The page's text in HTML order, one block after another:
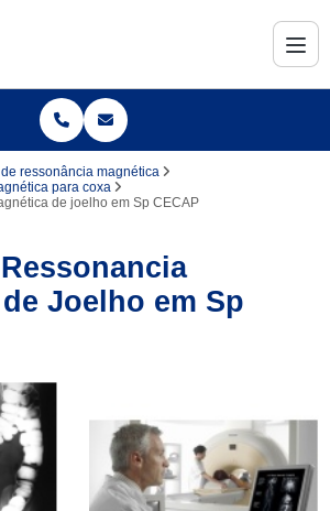
ressonância magnética
para coxa
de joelho em Sp CECAP
Joelho em Sp